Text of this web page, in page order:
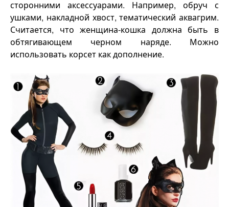
сторонними аксессуарами. Например, обруч с
ушками, накладной хвост, тематический аквагрим.
Считается, что женщина-кошка должна быть в
обтягивающем черном наряде. Можно
использовать корсет как дополнение.